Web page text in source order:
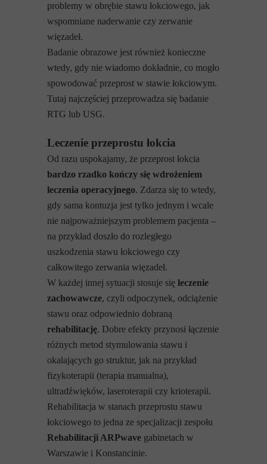
problemy w obrębie stawu łokciowego, jak
wspomniane naderwanie czy zerwanie
więzadeł.
Badanie obrazowe jest również konieczne
wtedy, gdy nie wiadomo dokładnie, co mogło
spowodować przeprost w stawie łokciowym.
Tutaj najczęściej przeprowadza się badanie
RTG lub USG.
Leczenie przeprostu łokcia
Od razu uspokajamy, że przeprost łokcia
bardzo rzadko kończy się wdrożeniem
leczenia operacyjnego. Zdarza się to wtedy,
gdy sama kontuzja jest tylko jednym i wcale
nie najpoważniejszym problemem pacjenta –
na przykład doszło do rozległego
uszkodzenia stawu łokciowego czy
całkowitego zerwania więzadeł.
W każdej innej sytuacji stosuje się leczenie
zachowawcze, czyli odpoczynek, odciążenie
stawu oraz odpowiednio dobraną
rehabilitację. Dobre efekty przynosi łączenie
różnych metod stymulowania stawu i
okalających go struktur, jak na przykład
fizykoterapii (terapia manualna),
ultradźwięków, laseroterapii czy krioterapii.
Rehabilitacja w stanach przeprostu stawu
łokciowego to jedna ze specjalizacji zespołu
Rehabilitacji ARPwave gabinetach w
Warszawie i Konstancinie.